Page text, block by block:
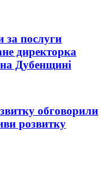
за послуги
директорка
Дубенщині
обговорили
розвитку